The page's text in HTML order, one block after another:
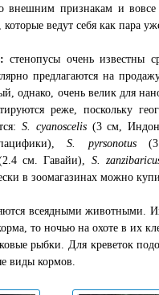
внешним признакам и
ведут себя как пара
стенопусы очень известны
предлагаются на
однако, очень велик для
реже, поскольку
S. cyanoscelis (3 см,
S. pyrsonotus(3
см. Гавайи), S.
в зоомагазинах можно
всеядными животными.
то ночью на охоте в их
рыбки. Для креветок
виды кормов.